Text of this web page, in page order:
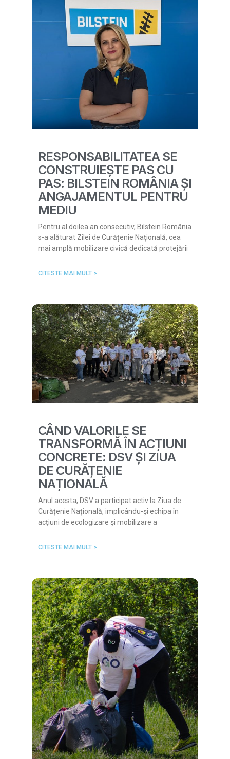
RESPONSABILITATEA SE
CONSTRUIEȘTE PAS CU
PAS: BILSTEIN ROMÂNIA ȘI
ANGAJAMENTUL PENTRU
MEDIU
Pentru al doilea an consecutiv, Bilstein România
s-a alăturat Zilei de Curățenie Națională, cea
mai amplă mobilizare civică dedicată protejării
CITESTE MAI MULT >
CÂND VALORILE SE
TRANSFORMĂ ÎN ACȚIUNI
CONCRETE: DSV ȘI ZIUA
DE CURĂȚENIE
NAȚIONALĂ
Anul acesta, DSV a participat activ la Ziua de
Curățenie Națională, implicându-și echipa în
acțiuni de ecologizare și mobilizare a
CITESTE MAI MULT >